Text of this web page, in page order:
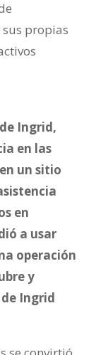
propias
Ingrid,
en las
un sitio
en
a usar
operación
y
Ingrid